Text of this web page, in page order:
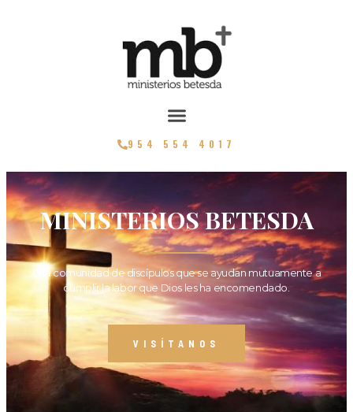
954 554 4017
MINISTERIOS BETESDA
Una comunidad de discípulos que se ayudan mutuamente a
cumplir la labor que Dios les ha encomendado.
VISÍTANOS